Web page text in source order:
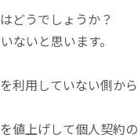
どうでしょうか？
ないと思います。
利用していない側か
値上げして個人契約